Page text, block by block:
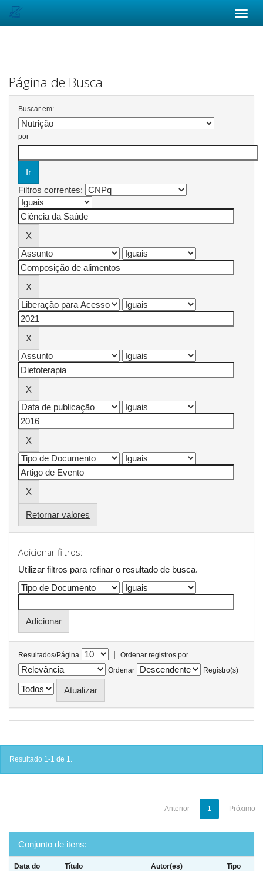
Página de Busca
Buscar em:
por
Filtros correntes:
Retornar valores
Adicionar filtros:
Utilizar filtros para refinar o resultado de busca.
Resultados/Página |
Ordenar registros por
Ordenar
Registro(s)
Resultado 1-1 de 1.
Anterior 1 Próximo
Conjunto de itens:
Data do
Título Autor(es) Tipo